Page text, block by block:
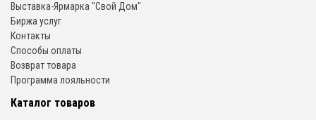
Выставка-Ярмарка "Свой Дом"
Биржа услуг
Контакты
Способы оплаты
Возврат товара
Программа лояльности
Каталог товаров